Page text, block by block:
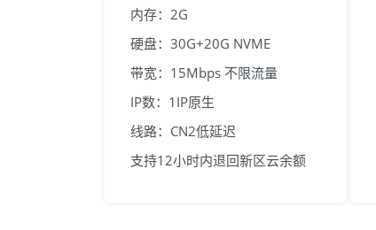
内存：2G
硬盘：30G+20G NVME
带宽：15Mbps 不限流量
IP数：1IP原生
线路：CN2低延迟
支持12小时内退回新区云余额